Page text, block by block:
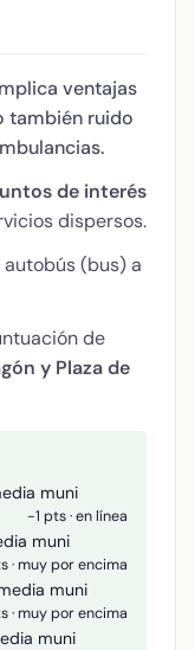
ventajas
también ruido
de interés
dispersos.
(bus) a
de
y Plaza de
muni
-1 pts · en línea
muni
· muy por encima
muni
· muy por encima
muni